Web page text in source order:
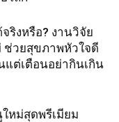
ริงหรือ? งานวิจัย
ช่วยสุขภาพหัวใจดี
ต่เตือนอย่ากินเกิน
ใหม่สุดพรีเมียม